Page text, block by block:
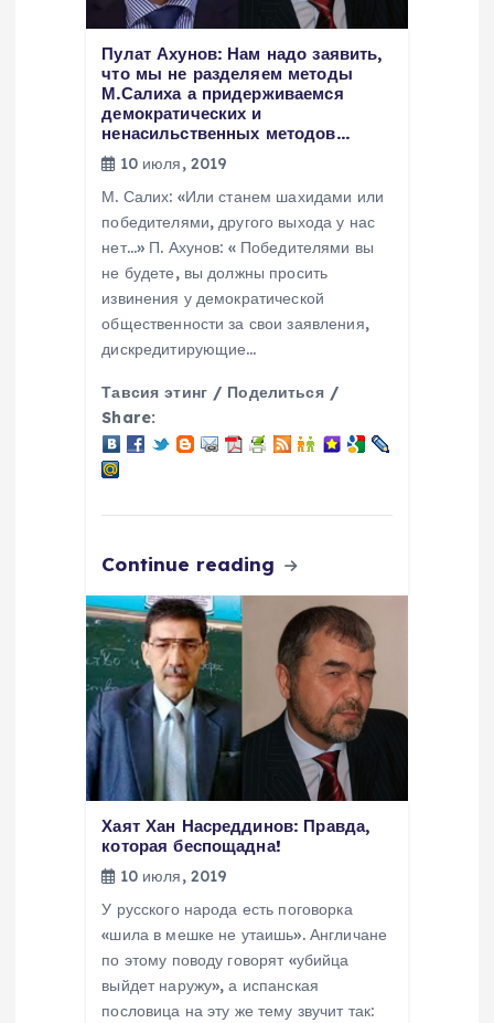
Пулат Ахунов: Нам надо заявить,
что мы не разделяем методы
М.Салиха а придерживаемся
демократических и
ненасильственных методов…
10 июля, 2019
М. Салих: «Или станем шахидами или
победителями, другого выхода у нас
нет…» П. Ахунов: « Победителями вы
не будете, вы должны просить
извинения у демократической
общественности за свои заявления,
дискредитирующие…
Тавсия этинг / Поделиться /
Share:
Continue reading
Хаят Хан Насреддинов: Правда,
которая беспощадна!
10 июля, 2019
У русского народа есть поговорка
«шила в мешке не утаишь». Англичане
по этому поводу говорят «убийца
выйдет наружу», а испанская
пословица на эту же тему звучит так: